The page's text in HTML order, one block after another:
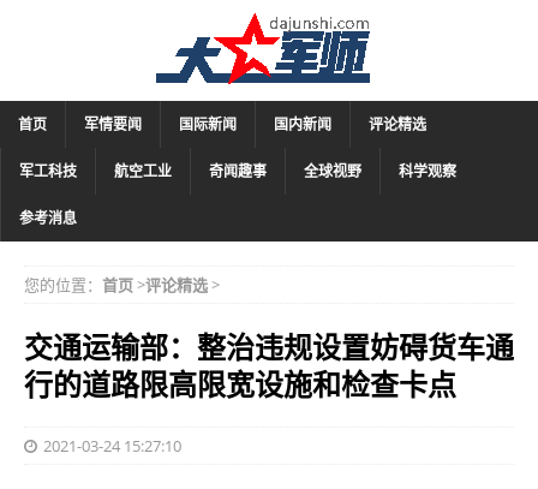
首页 军情要闻 国际新闻 国内新闻 评论精选
军工科技 航空工业 奇闻趣事 全球视野 科学观察
参考消息
您的位置： 首页>评论精选>
交通运输部：整治违规设置妨碍货车通
行的道路限高限宽设施和检查卡点
2021-03-24 15:27:10